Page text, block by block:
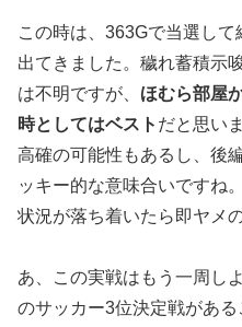
この時は、363Gで当選し
出てきました。穢れ蓄積示
は不明ですが、 ほむら部屋
時としてはベスト だと思い
高確の可能性もあるし、後
ッキー的な意味合いですね
状況が落ち着いたら即ヤメ
あ、この実戦はもう一周し
のサッカー3位決定戦があ